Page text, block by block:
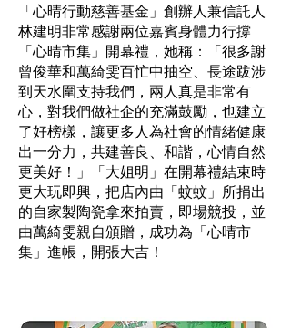
「心晴行動慈善基金」創辦人兼信託人
林建明非常感謝兩位嘉賓身體力行撐
「心晴市集」開幕禮，她稱：「很多謝
曾俊華和萬綺雯百忙中抽空、長途跋涉
到天水圍支持我們，兩人真是非常有
心，對我們做社企的充滿鼓勵，也建立
了好榜樣，讓更多人為社會的情緒健康
出一分力，共建善良、和諧，心情自然
更美好！」「大姐明」在開幕禮結束時
更大玩即興，把店內由「蚊蚊」所捐出
的自家製陶瓷拿來拍賣，即場競投，並
由萬綺雯親自頒贈，成功為「心晴市
集」進帳，開張大吉！